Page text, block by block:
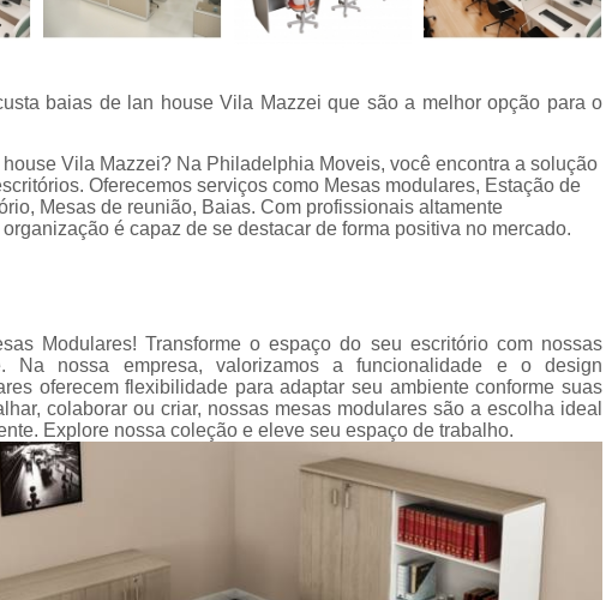
baias de lan house Vila Mazzei que são a melhor opção para o
Vila Mazzei? Na Philadelphia Moveis, você encontra a solução
Oferecemos serviços como Mesas modulares, Estação de
Mesas de reunião, Baias. Com profissionais altamente
é capaz de se destacar de forma positiva no mercado.
Modulares! Transforme o espaço do seu escritório com nossas
Na nossa empresa, valorizamos a funcionalidade e o design
oferecem flexibilidade para adaptar seu ambiente conforme suas
colaborar ou criar, nossas mesas modulares são a escolha ideal
Explore nossa coleção e eleve seu espaço de trabalho.